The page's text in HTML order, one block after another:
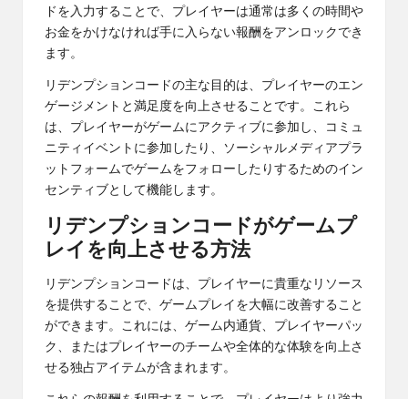
ドを入力することで、プレイヤーは通常は多くの時間や
お金をかけなければ手に入らない報酬をアンロックでき
ます。
リデンプションコードの主な目的は、プレイヤーのエン
ゲージメントと満足度を向上させることです。これら
は、プレイヤーがゲームにアクティブに参加し、コミュ
ニティイベントに参加したり、ソーシャルメディアプラ
ットフォームでゲームをフォローしたりするためのイン
センティブとして機能します。
リデンプションコードがゲームプ
レイを向上させる方法
リデンプションコードは、プレイヤーに貴重なリソース
を提供することで、ゲームプレイを大幅に改善すること
ができます。これには、ゲーム内通貨、プレイヤーパッ
ク、またはプレイヤーのチームや全体的な体験を向上さ
せる独占アイテムが含まれます。